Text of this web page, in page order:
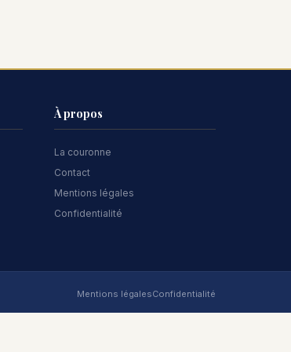
À propos
La couronne
Contact
Mentions légales
Confidentialité
Mentions légalesConfidentialité